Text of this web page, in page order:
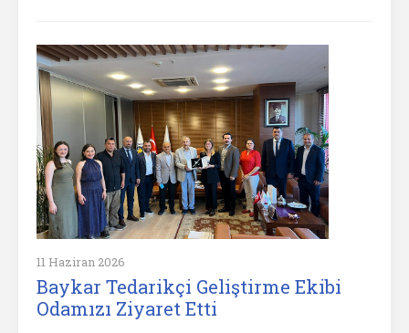
11 Haziran 2026
Baykar Tedarikçi Geliştirme Ekibi
Odamızı Ziyaret Etti